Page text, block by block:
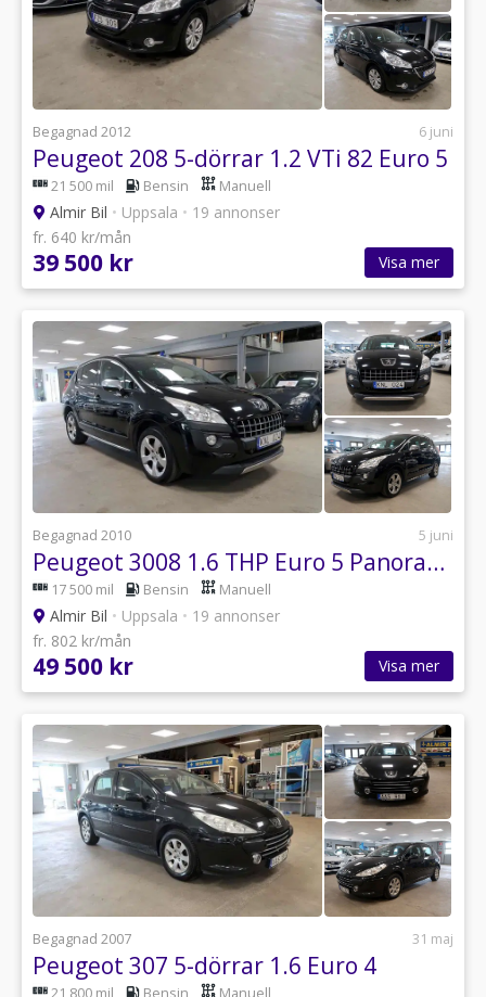
Begagnad 2012 6 juni
Peugeot 208 5-dörrar 1.2 VTi 82 Euro 5
21 500 mil Bensin Manuell
Almir Bil • Uppsala • 19 annonser
fr. 640 kr/mån
39 500 kr Visa mer
Begagnad 2010 5 juni
Peugeot 3008 1.6 THP Euro 5 Panorama / Drag / M-värmare
17 500 mil Bensin Manuell
Almir Bil • Uppsala • 19 annonser
fr. 802 kr/mån
49 500 kr Visa mer
Begagnad 2007 31 maj
Peugeot 307 5-dörrar 1.6 Euro 4
21 800 mil Bensin Manuell